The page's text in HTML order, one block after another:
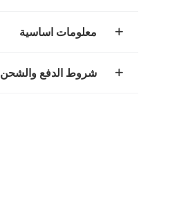
معلومات اساسية
شروط الدفع والشحن